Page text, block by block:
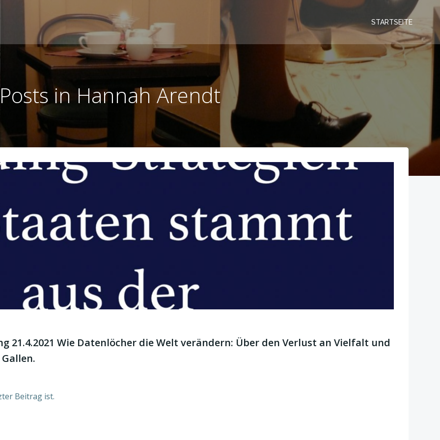
STARTSEITE
Posts in Hannah Arendt
21.4.2021 Wie Datenlöcher die Welt verändern: Über den Verlust an Vielfalt und
Beitrag ist.